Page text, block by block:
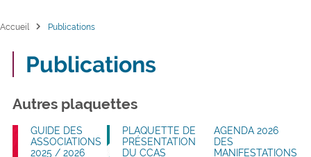
Accueil chevron_right Publications
Publications
Autres plaquettes
GUIDE DES
ASSOCIATIONS
2025 / 2026
PLAQUETTE DE
PRÉSENTATION
DU CCAS
AGENDA 2026
DES
MANIFESTATIONS